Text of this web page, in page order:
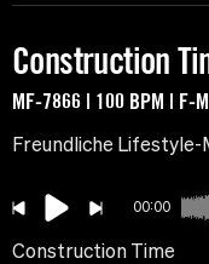
Construction
MF-7866 | 100 BPM | F-
Freundliche Lifestyle-
00:00
Construction Time